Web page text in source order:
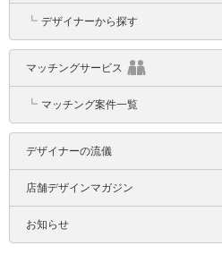
┗ デザイナーから探す
マッチングサービス
┗ マッチング案件一覧
デザイナーの流儀
店舗デザインマガジン
お知らせ